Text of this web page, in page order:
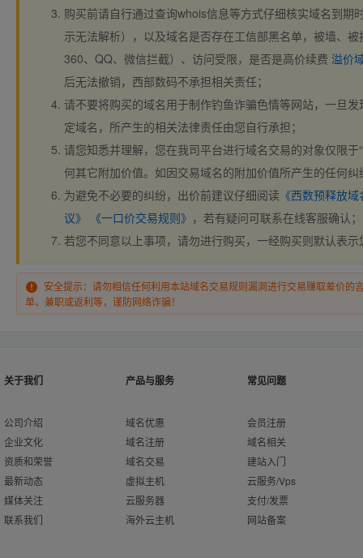
购买前请自行通过查询whois信息等方式仔细核实域名到期
示无法解析），以及域名是否存在工信部黑名单，被墙、
360、QQ、微信拦截）、访问受限，是否是高价续费 溢价
后无法撤销，西部数码不承担相关责任；
请不要将购买的域名用于制作钓鱼诈骗色情等网站，一旦
定域名，所产生的相关法律责任由您自行承担；
请您知悉并理解，您在我司平台进行域名交易的对象仅限于
何其它附加价值。如因交易域名的附加价值所产生的任何
为避免不必要的纠纷，出价前建议仔细阅读 《西数预释放
议》
《一口价交易规则》 ，若有疑问可联系在线客服确认；
若您不同意以上事项，请勿进行购买，一经购买则默认表
安全提示：请勿相信任何利用本站域名交易规则漏洞进行交易赚取差价的
单、兼职或返利等，谨防网络诈骗！
关于我们
公司介绍
企业文化
资质和荣誉
最新动态
媒体关注
联系我们
产品与服务
域名优惠
域名注册
域名交易
虚拟主机
云服务器
海外云主机
常见问题
会员注册
域名相关
建站入门
云服务/Vps
支付/发票
网站备案